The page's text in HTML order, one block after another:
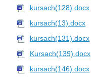
kursach(128).docx
kursach(13).docx
kursach(131).docx
Kursach(139).docx
kursach(146).docx